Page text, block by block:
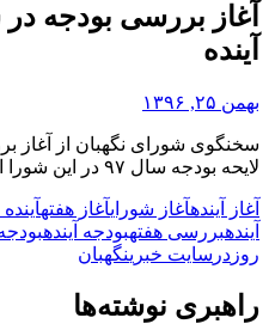
آغاز بررسی بودجه
آینده
بهمن ۲۵, ۱۳۹۶
سخنگوی شورای نگهبان از
لایحه بودجه سال ۹۷ در این شورا از هفته آینده خبر داد.
آغاز آیندهآغاز شورایآغاز هفته
آیندهبررسی هفتهبودجه آینده
روز در سایت خبرینگهبان
راهبری نوشته‌ها